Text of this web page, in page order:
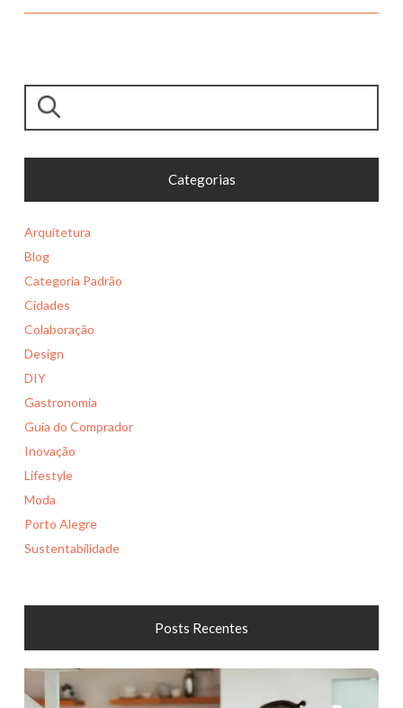
Pesquisar
Categorias
Arquitetura
Blog
Categoria Padrão
Cidades
Colaboração
Design
DIY
Gastronomia
Guia do Comprador
Inovação
Lifestyle
Moda
Porto Alegre
Sustentabilidade
Posts Recentes